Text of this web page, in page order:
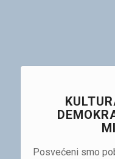
Posvećeni smo